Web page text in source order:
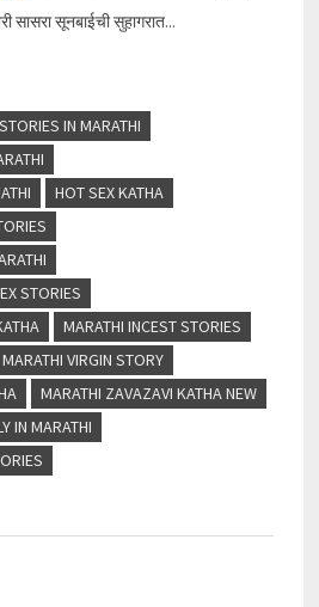
सासरा सूनबाईची सुहागरात...
IN MARATHI
HOT SEX KATHA
STORIES
MARATHI INCEST STORIES
MARATHI VIRGIN STORY
MARATHI ZAVAZAVI KATHA NEW
IN MARATHI